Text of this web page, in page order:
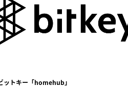
ットキー「homehub」